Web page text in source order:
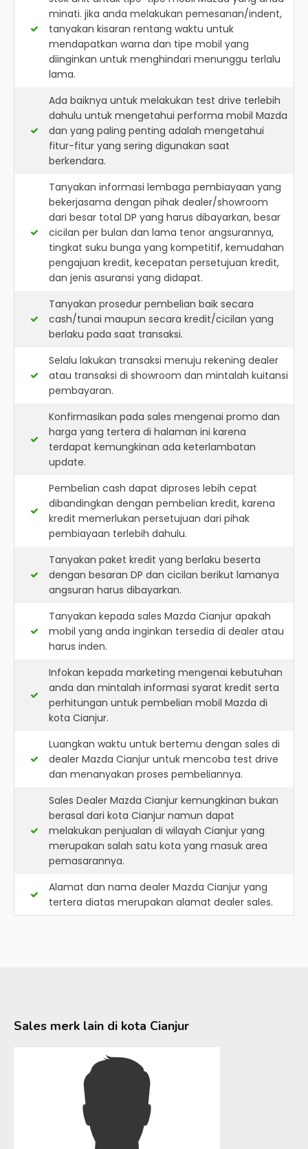
minati. jika anda melakukan pemesanan/indent,
tanyakan kisaran rentang waktu untuk
mendapatkan warna dan tipe mobil yang
diinginkan untuk menghindari menunggu terlalu
lama.
Ada baiknya untuk melakukan test drive terlebih
dahulu untuk mengetahui performa mobil Mazda
dan yang paling penting adalah mengetahui
fitur-fitur yang sering digunakan saat
berkendara.
Tanyakan informasi lembaga pembiayaan yang
bekerjasama dengan pihak dealer/showroom
dari besar total DP yang harus dibayarkan, besar
cicilan per bulan dan lama tenor angsurannya,
tingkat suku bunga yang kompetitif, kemudahan
pengajuan kredit, kecepatan persetujuan kredit,
dan jenis asuransi yang didapat.
Tanyakan prosedur pembelian baik secara
cash/tunai maupun secara kredit/cicilan yang
berlaku pada saat transaksi.
Selalu lakukan transaksi menuju rekening dealer
atau transaksi di showroom dan mintalah kuitansi
pembayaran.
Konfirmasikan pada sales mengenai promo dan
harga yang tertera di halaman ini karena
terdapat kemungkinan ada keterlambatan
update.
Pembelian cash dapat diproses lebih cepat
dibandingkan dengan pembelian kredit, karena
kredit memerlukan persetujuan dari pihak
pembiayaan terlebih dahulu.
Tanyakan paket kredit yang berlaku beserta
dengan besaran DP dan cicilan berikut lamanya
angsuran harus dibayarkan.
Tanyakan kepada sales Mazda Cianjur apakah
mobil yang anda inginkan tersedia di dealer atau
harus inden.
Infokan kepada marketing mengenai kebutuhan
anda dan mintalah informasi syarat kredit serta
perhitungan untuk pembelian mobil Mazda di
kota Cianjur.
Luangkan waktu untuk bertemu dengan sales di
dealer Mazda Cianjur untuk mencoba test drive
dan menanyakan proses pembeliannya.
Sales Dealer Mazda Cianjur kemungkinan bukan
berasal dari kota Cianjur namun dapat
melakukan penjualan di wilayah Cianjur yang
merupakan salah satu kota yang masuk area
pemasarannya.
Alamat dan nama dealer Mazda Cianjur yang
tertera diatas merupakan alamat dealer sales.
Sales merk lain di kota Cianjur